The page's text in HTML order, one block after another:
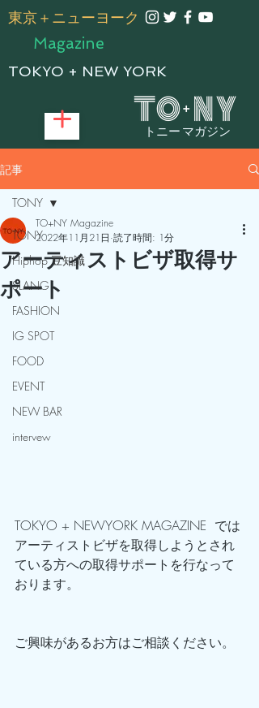
トニー マガジン
​東京＋ニューヨーク
Magazine
TOKYO + NEW YORK
記事
TONY
Hiphop 豆知識
SLANG
FASHION
IG SPOT
FOOD
EVENT
NEW BAR
intervew
TONY
アーティストビザ取得サ
ポート
TO+NY Magazine
2022年11月21日 読了時間: 1分
TOKYO + NEWYORK MAGAZINE  では
アーティストビザを取得しようとされ
ている方への取得サポートを行なって
おります。
ご興味があるお方はご相談ください。